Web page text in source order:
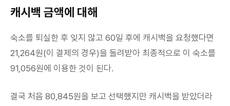
캐시백 금액에 대해
숙소를 퇴실한 후 잊지 않고 60일 후에 캐시백을 요청했다면
21,264원(이 결제의 경우)을 돌려받아 최종적으로 이 숙소를
91,056원에 이용한 것이 된다.
결국 처음 80,845원을 보고 선택했지만 캐시백을 받았더라